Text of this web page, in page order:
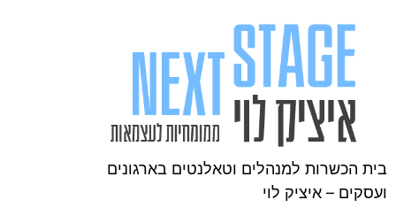
בית הכשרות למנהלים וטאלנטים בארגונים
ועסקים – איציק לוי